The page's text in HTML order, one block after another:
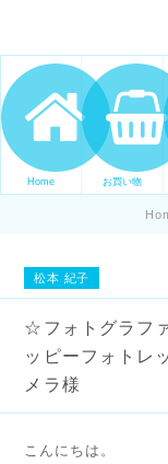
ママの才能
表現ステー
ンスを表
Home お買い物
松本 紀子
☆フォトグラフ
ッピーフォトレ
メラ様
こんにちは。